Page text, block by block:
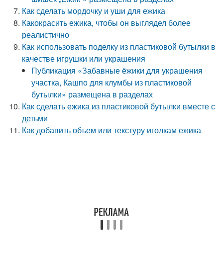
Как сделать мордочку и уши для ежика
Какокрасить ежика, чтобы он выглядел более
реалистично
Как использовать поделку из пластиковой бутылки в
качестве игрушки или украшения
Публикация «Забавные ёжики для украшения
участка, Кашпо для клумбы из пластиковой
бутылки» размещена в разделах
Как сделать ежика из пластиковой бутылки вместе с
детьми
Как добавить объем или текстуру иголкам ежика